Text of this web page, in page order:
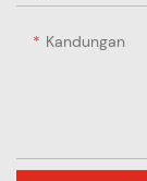
Kandungan